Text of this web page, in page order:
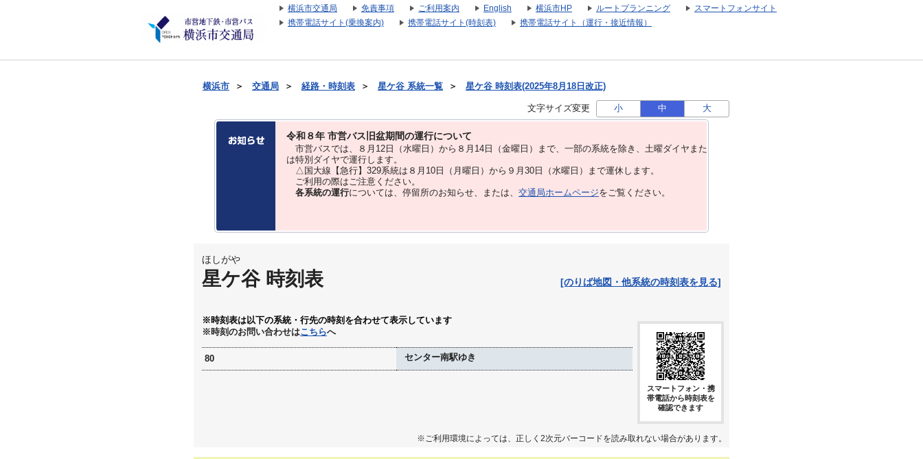
横浜市交通局 免責事項 ご利用案内 English 横浜市HP ルートプランニング
スマートフォンサイト
携帯電話サイト(乗換案内)
携帯電話サイト(時刻表) 携帯電話サイト（運行・接近情報）
横浜市 ＞ 交通局 ＞ 経路・時刻表 ＞ 星ケ谷 系統一覧 ＞ 星ケ谷 時刻表(2025年8月18日改正)
文字サイズ変更 小 中 大
令和８年 市営バス旧盆期間の運行について
市営バスでは、８⽉12⽇（水曜日）から８⽉14⽇（金曜日）まで、⼀部の系統を除き、⼟曜ダイヤまた
は特別ダイヤで運⾏します。
△国大線【急行】329系統は８月10日（月曜日）から９月30日（水曜日）まで運休します。
ご利用の際はご注意ください。
各系統の運行については、停留所のお知らせ、または、 交通局ホームページをご覧ください。
ほしがや
星ケ谷 時刻表 [のりば地図・他系統の時刻表を見る]
※時刻表は以下の系統・行先の時刻を合わせて表示しています
※時刻のお問い合わせはこちらへ
80 センター南駅ゆき
スマートフォン・携
帯電話から時刻表を
確認できます
※ご利用環境によっては、正しく2次元バーコードを読み取れない場合があります。